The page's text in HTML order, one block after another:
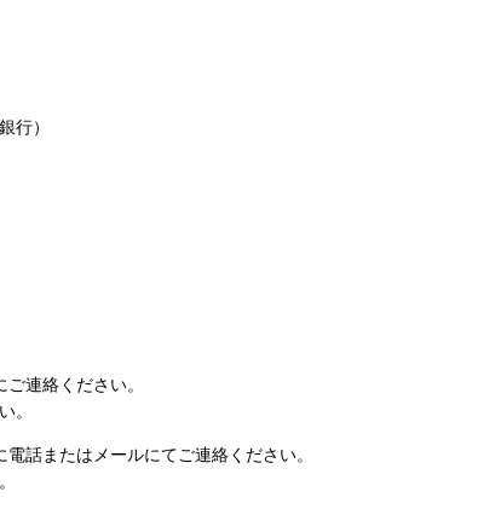
行）
連絡ください。
。
話またはメールにてご連絡ください。